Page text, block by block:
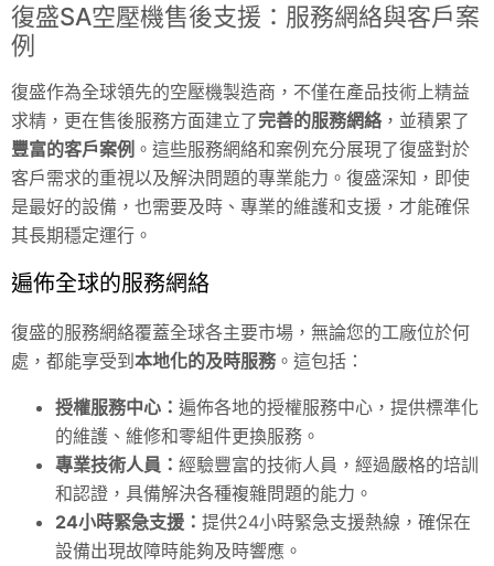
復盛SA空壓機售後支援：服務網絡與客戶案
例
復盛作為全球領先的空壓機製造商，不僅在產品技術上精益
求精，更在售後服務方面建立了完善的服務網絡，並積累了
豐富的客戶案例 。這些服務網絡和案例充分展現了復盛對於
客戶需求的重視以及解決問題的專業能力。復盛深知，即使
是最好的設備，也需要及時、專業的維護和支援，才能確保
其長期穩定運行。
遍佈全球的服務網絡
復盛的服務網絡覆蓋全球各主要市場，無論您的工廠位於何
處，都能享受到本地化的及時服務 。這包括：
授權服務中心： 遍佈各地的授權服務中心，提供標準化
的維護、維修和零組件更換服務。
專業技術人員： 經驗豐富的技術人員，經過嚴格的培訓
和認證，具備解決各種複雜問題的能力。
24小時緊急支援： 提供24小時緊急支援熱線，確保在
設備出現故障時能夠及時響應。